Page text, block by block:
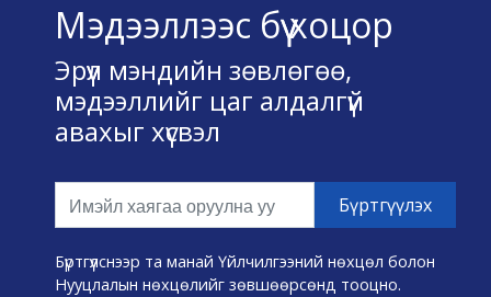
Мэдээллээс бүү хоцор
Эрүүл мэндийн зөвлөгөө,
мэдээллийг цаг алдалгүй
авахыг хүсвэл
Бүртгүүлснээр та манай Үйлчилгээний нөхцөл болон
Нууцлалын нөхцөлийг зөвшөөрсөнд тооцно.
Үйлчилгээний нөхцөл
Нууц хадгалах тухай
Холбоо барих
Өвчин А-Я
Эмнэлэг хайх